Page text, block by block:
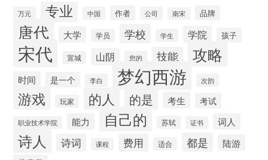
万元 专业 中国 作者 公司 南宋 品牌
唐代 大学 学员 学校 学生 学院 孩子
宋代 宣城 山阴 您的 技能 攻略
时间 是一个 李白 梦幻西游 次韵
游戏 玩家 的人 的是 考生 考试
职业技术学院 能力 自己的 苏轼 证书 词人
诗人 诗词 课程 费用 适合 都是 陆游